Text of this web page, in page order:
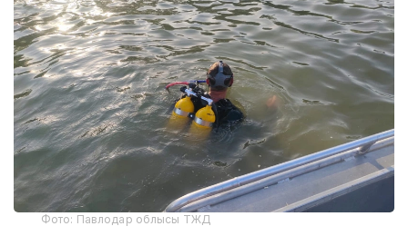
Фото: Павлодар облысы ТЖД